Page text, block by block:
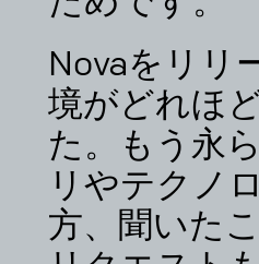
Novaをリリ
境がどれほ
た。もう永
リやテクノ
方、聞いた